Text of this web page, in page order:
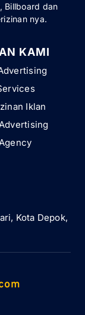
Billboard dan
nya.
KAMI
Iklan
Kota Depok,